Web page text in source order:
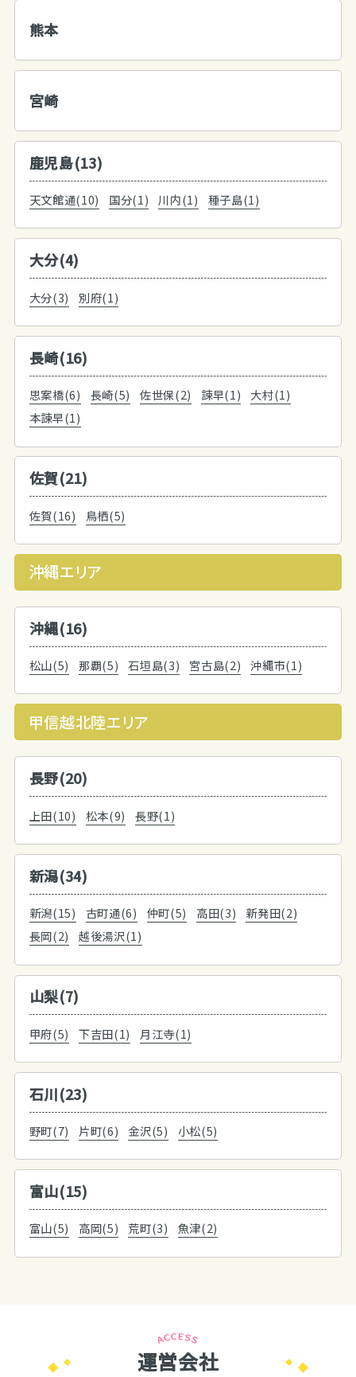
熊本
宮崎
鹿児島(13)
天文館通(10) 国分(1) 川内(1) 種子島(1)
大分(4)
大分(3) 別府(1)
長崎(16)
思案橋(6) 長崎(5) 佐世保(2) 諫早(1)
大村(1)
本諫早(1)
佐賀(21)
佐賀(16) 鳥栖(5)
沖縄エリア
沖縄(16)
松山(5) 那覇(5) 石垣島(3) 宮古島(2) 沖縄市(1)
甲信越北陸エリア
長野(20)
上田(10) 松本(9) 長野(1)
新潟(34)
新潟(15) 古町通(6) 仲町(5) 高田(3)
新発田(2)
長岡(2)
越後湯沢(1)
山梨(7)
甲府(5) 下吉田(1) 月江寺(1)
石川(23)
野町(7) 片町(6) 金沢(5) 小松(5)
富山(15)
富山(5) 高岡(5) 荒町(3) 魚津(2)
運営会社